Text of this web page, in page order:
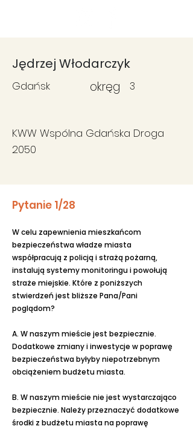
Jędrzej Włodarczyk
Gdańsk okręg 3
KWW Wspólna Gdańska Droga
2050
Pytanie 1/28
W celu zapewnienia mieszkańcom
bezpieczeństwa władze miasta
współpracują z policją i strażą pożarną,
instalują systemy monitoringu i powołują
straże miejskie. Które z poniższych
stwierdzeń jest bliższe Pana/Pani
poglądom?
A. W naszym mieście jest bezpiecznie.
Dodatkowe zmiany i inwestycje w poprawę
bezpieczeństwa byłyby niepotrzebnym
obciążeniem budżetu miasta.
B. W naszym mieście nie jest wystarczająco
bezpiecznie. Należy przeznaczyć dodatkowe
środki z budżetu miasta na poprawę